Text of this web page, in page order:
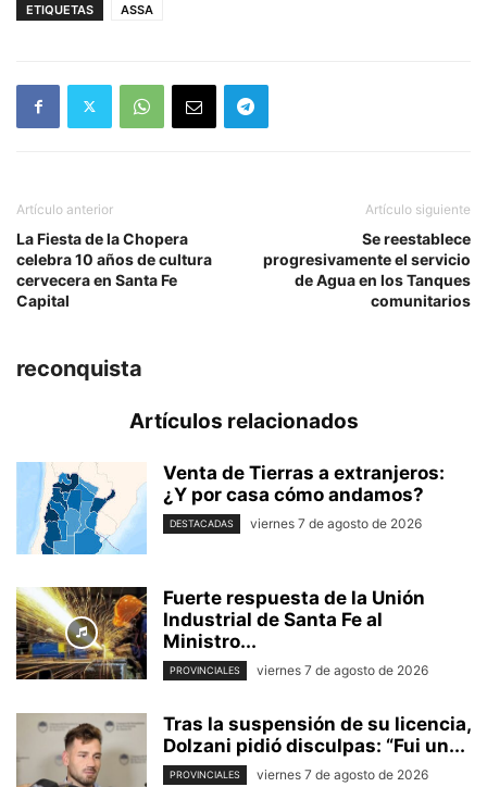
ETIQUETAS ASSA
Artículo anterior
La Fiesta de la Chopera
celebra 10 años de cultura
cervecera en Santa Fe
Capital
Artículo siguiente
Se reestablece
progresivamente el servicio
de Agua en los Tanques
comunitarios
reconquista
Artículos relacionados
Venta de Tierras a extranjeros:
¿Y por casa cómo andamos?
DESTACADAS viernes 7 de agosto de 2026
Fuerte respuesta de la Unión
Industrial de Santa Fe al
Ministro...
PROVINCIALES viernes 7 de agosto de 2026
Tras la suspensión de su licencia,
Dolzani pidió disculpas: “Fui un...
PROVINCIALES viernes 7 de agosto de 2026